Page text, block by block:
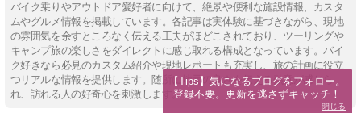
バイク乗りやアウトドア愛好者に向けて、絶景や便利な施設情報、カスタ
ムやグルメ情報を掲載しています。各記事は実体験に基づきながら、現地
の雰囲気を余すところなく伝える工夫がほどこされており、ツーリングや
キャンプ旅の楽しさをダイレクトに感じ取れる構成となっています。バイ
ク好きなら必見のカスタム紹介や現地レポートも充実し、旅の計画に役立
つリアルな情報を提供します。随所に地元の良さを伝える熱意が感じら
れ、訪れる人の好奇心を刺激します。
【Tips】気になるブログをフォロー。
登録不要。更新を逃さずキャッチ！
閉じる